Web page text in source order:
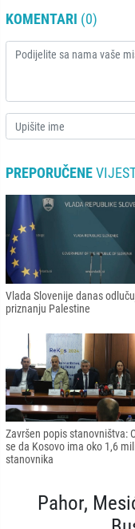
KOMENTARI (0)
PREPORUČENE
Vlada Slovenije danas
priznanju Palestine
Završen popis stanovništva:
se da Kosovo ima oko 1,6
stanovnika
Pahor,